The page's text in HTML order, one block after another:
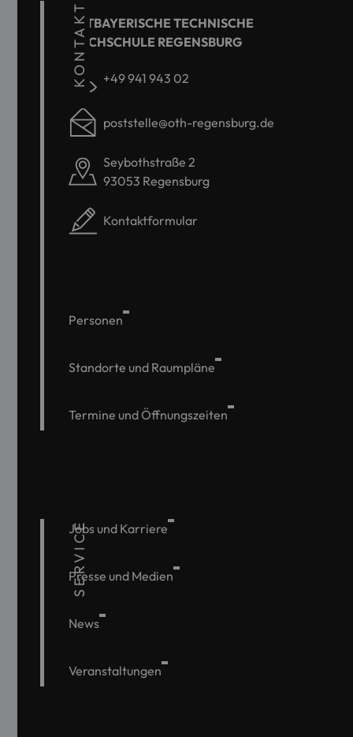
KONTAKT
OSTBAYERISCHE TECHNISCHE
HOCHSCHULE REGENSBURG
+49 941 943 02
poststelle@oth-regensburg.de
Seybothstraße 2
93053 Regensburg
Kontaktformular
Personen
Standorte und Raumpläne
Termine und Öffnungszeiten
SERVICE
Jobs und Karriere
Presse und Medien
News
Veranstaltungen